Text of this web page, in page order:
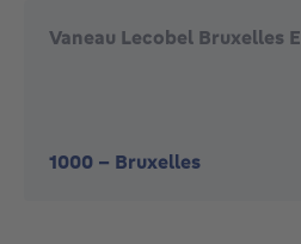
Vaneau Lecobel Bruxelles
1000 - Bruxelles